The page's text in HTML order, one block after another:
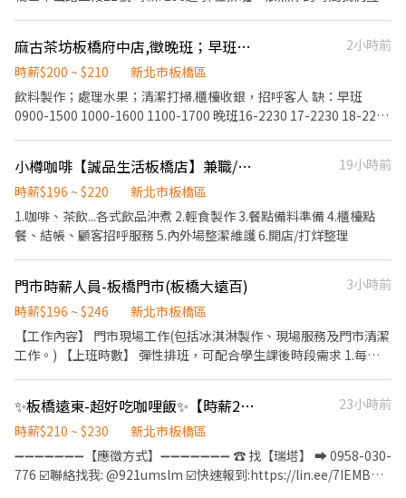
提撥勞工退休新制6% ④特休／年假按照勞基法規定 ⑤颱風天出勤
津貼補助 ⑥員工店內用餐折扣 ⑦提供員工制服 ⑧任職一年後提供免
費健檢
班費5分鐘為單位精準計算！ ▪介紹親朋好友入職，期滿可獲得
3,000～5,000元獎金！ ⭕企業魅力 ▪「以人為本」注重團隊合作及
交流，採納同仁的意見，提升參與感 ▪除學習到日本商業禮儀、衛
生知識及專業的烹飪技巧，還可接觸店鋪的經營管理，例如：成本
控管及數據分析等專業知識 ▪升遷快速且制度完善，依努力及成果
將有升遷加薪的機會 ▪享有完善的福利制度，加班費為5分鐘為單
位計算，重視員工的辛勤付出 ▪計畫拓展全台灣，讓更多人有機會
品嚐美味平價壽司，致力成為頂尖品牌 ⭕基本保障 ①加班費(以5分
鐘為單位計算) ②勞保、健保、意外險 ③每月提撥勞工退休新制6%
④特休／年假按照勞基法規定 ⑤颱風天出勤津貼補助 ⑥員工店內用
餐折扣 ⑦提供員工制服 ⑧任職一年後提供免費健檢 ⭕其它 【實習
相關】 歡迎各大專院校實習生 福利制度完善，提供加班費！ 時薪
制，薪資平日200元/假日210元（高於基本時薪） 【介紹制度】 歡
全。 【應徵請說明應徵新埔店或亞東店或樹林店，午班或晚班時
段】
麻古茶坊板橋府中店,徵晚班；早班人員
2小時前
時薪$200 ~ $210
新北市板橋區
飲料製作；處理水果；清潔打掃.櫃檯收銀，招呼客人 缺：早班
0900-1500 1000-1600 1100-1700 晚班16-2230 17-2230 18-2230
性，一週至少3-5天（週排班） 平均月時數90-120小時（不會沒班
上） 每次上班至少4-6小時 可依照自己的時間做調整..
小樽咖啡【誠品生活板橋店】兼職/計時工作夥伴
19小時前
時薪$196 ~ $220
新北市板橋區
1.咖啡、茶飲...各式飲品沖煮 2.輕食製作 3.餐點備料準備 4.櫃檯點
餐、結帳、顧客招呼服務 5.內外場整潔維護 6.開店/打烊整理
門市時薪人員-板橋門市(板橋大遠百)
3小時前
時薪$196 ~ $246
新北市板橋區
【工作內容】 門市現場工作(包括冰淇淋製作、現場服務及門市清潔
工作。) 【上班時數】 彈性排班，可配合學生課後時段需求 1.每週
學習訓練，來創造顧客無與倫比的冰淇淋體驗 1.新進學習訓練(教室
課程/實作課程訓練) 2.晉升訓練(時薪娛樂經理培訓課程) 【福利】
我們會依公司的經營成果，規劃員工福利讓夥伴和公司一起成長 1.
保險制度：勞保、健保、團保(意外險)、職災保險、退休金提撥6%
2.休假制度：特休假、育嬰假、陪產假、家庭照顧假、生理假等等
✨板橋遠東-超好吃咖哩飯✨【時薪230起】✨徵內外場PT人員/壹
23小時前
時薪$210 ~ $230
新北市板橋區
➖➖➖➖➖➖➖【應徵方式】➖➖➖➖➖➖➖ ☎️ 找【瑞塔】 ➡ 0958-030-
776 ☑️聯絡找我: @921umslm ☑️快速報到:https://lin.ee/7IEMBWG